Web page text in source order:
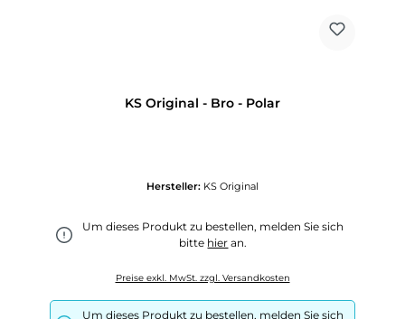
KS Original - Bro - Polar
Hersteller: KS Original
Um dieses Produkt zu bestellen, melden Sie sich
bitte hier an.
Preise exkl. MwSt. zzgl. Versandkosten
Um dieses Produkt zu bestellen, melden Sie sich